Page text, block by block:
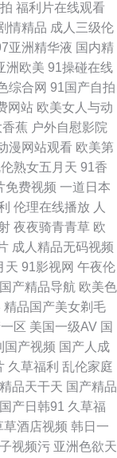
尤物91 97人人超碰 在
www妞干网 青青偷拍
文学 97人人草 成人午
永久地址日韩 自拍超
极品福利姬自慰 麻豆
拍 91永久入口网址
福利视频 久久中文AV
日韩一页 91黑丝高
天操操 91超在线视频
干精品视频 一级欧美
97综合激情 成人福
福利片在线观看
情精品 成人三级伦
亚洲精华液 国内精
洲欧美 91操碰在线
综合网 91国产自拍
网站 欧美女人与动
香蕉 户外自慰影院
漫网站观看 欧美第
熟女五月天 91香
免费视频 一道日本
伦理在线播放 人
夜夜骑青青草 欧
成人精品无码视频
天 91影视网 午夜伦
产精品导航 欧美色
精品国产美女剃毛
区 美国一级AV 国
国产视频 国产人成
久草福利 乱伦家庭
品天干天 国产精品
国产日韩91 久草福
草酒店视频 韩日一
视频污 亚洲色欲天